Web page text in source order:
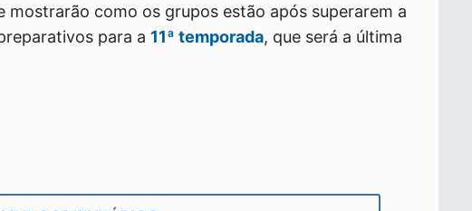
mostrarão como os grupos estão após superarem a
para a 11ª temporada, que será a última